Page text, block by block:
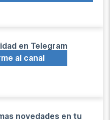
en Telegram
al canal
novedades en tu